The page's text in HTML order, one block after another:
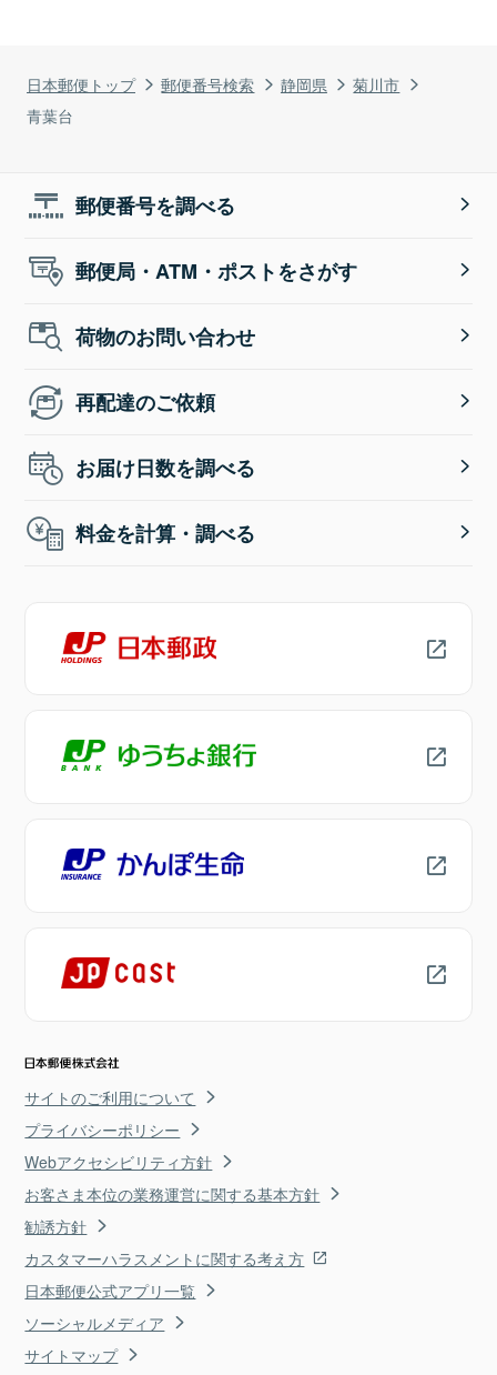
日本郵便トップ 郵便番号検索 静岡県
菊川市
青葉台
郵便番号を調べる
郵便局・ATM・ポストをさがす
荷物のお問い合わせ
再配達のご依頼
お届け日数を調べる
料金を計算・調べる
サイトのご利用について
プライバシーポリシー
Webアクセシビリティ方針
お客さま本位の業務運営に関する基本方針
勧誘方針
カスタマーハラスメントに関する考え方
日本郵便公式アプリ一覧
ソーシャルメディア
サイトマップ